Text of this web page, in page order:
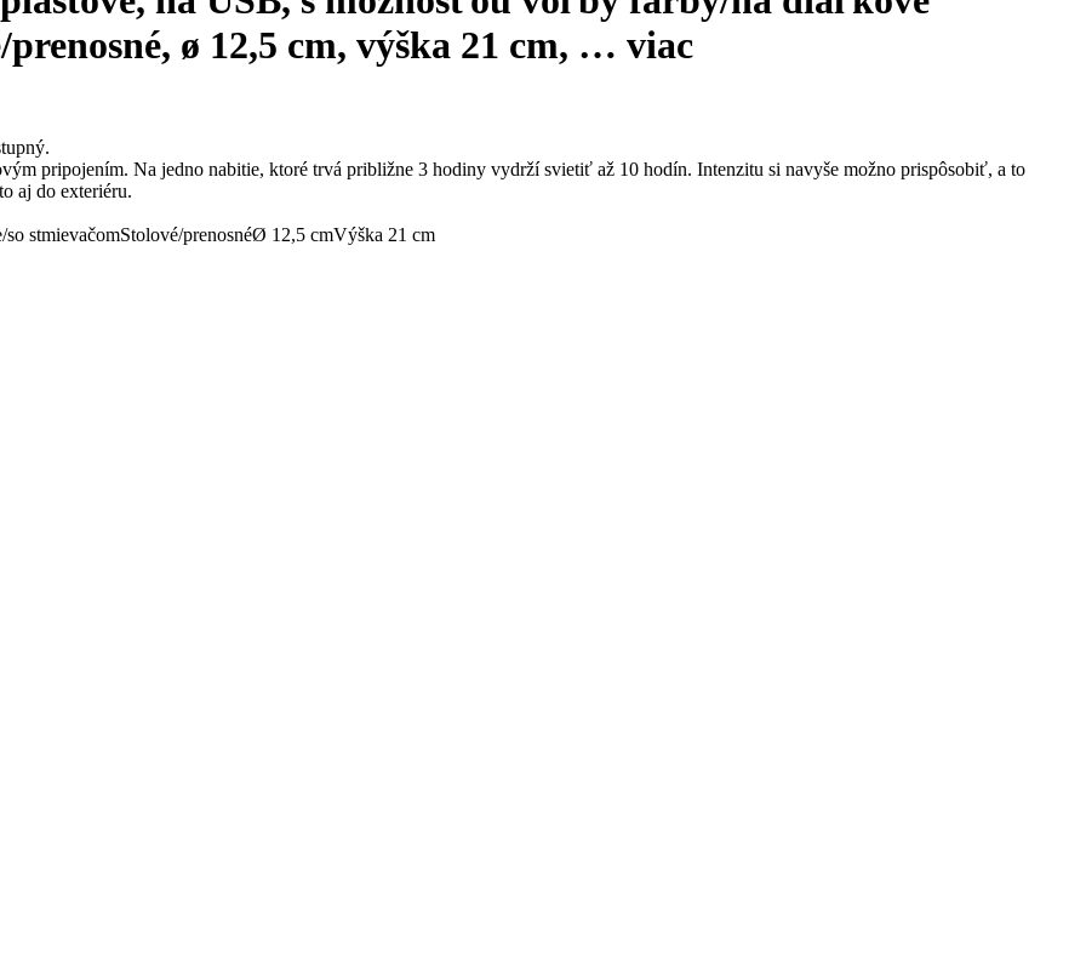
ø 12,5 cm, výška 21 cm, … viac
pripojením. Na jedno nabitie, ktoré trvá približne 3 hodiny vydrží svietiť až 10 hodín. Intenzitu si navyše možno prispôsobiť, a to
aj do exteriéru.
stmievačomStolové/prenosnéØ 12,5 cmVýška 21 cm